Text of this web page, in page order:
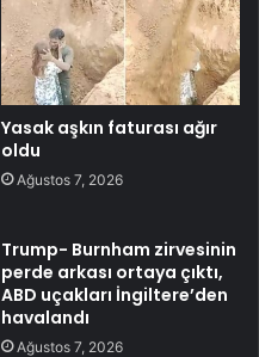
Yasak aşkın faturası ağır
oldu
Ağustos 7, 2026
Trump- Burnham zirvesinin
perde arkası ortaya çıktı,
ABD uçakları İngiltere’den
havalandı
Ağustos 7, 2026